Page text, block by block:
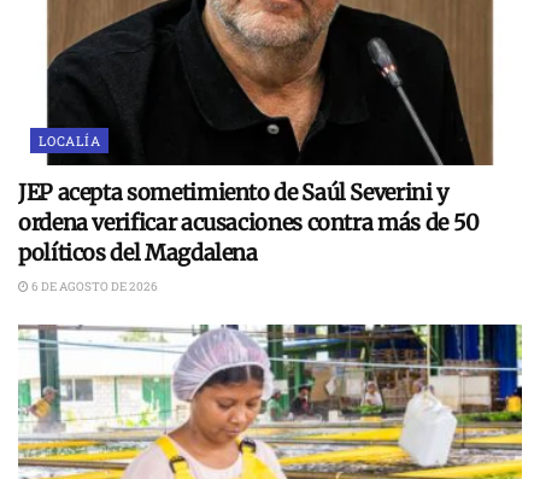
LOCALÍA
JEP acepta sometimiento de Saúl Severini y
ordena verificar acusaciones contra más de 50
políticos del Magdalena
6 DE AGOSTO DE 2026